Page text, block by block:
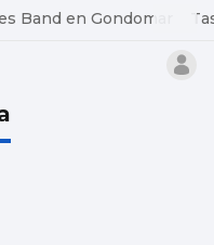
Band en Gondomar